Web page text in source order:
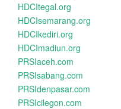
HDCItegal.org
HDCIsemarang.org
HDCIkediri.org
HDCImadiun.org
PRSIaceh.com
PRSIsabang.com
PRSIdenpasar.com
PRSIcilegon.com